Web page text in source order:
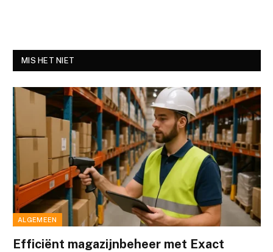
MIS HET NIET
ALGEMEEN
Efficiënt magazijnbeheer met Exact